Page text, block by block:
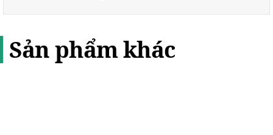
Sản phẩm khác